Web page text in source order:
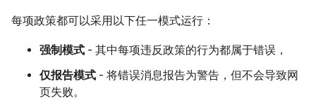
每项政策都可以采用以下任一模式运行：
强制模式 - 其中每项违反政策的行为都属于错误，
仅报告模式 - 将错误消息报告为警告，但不会导致网
页失败。